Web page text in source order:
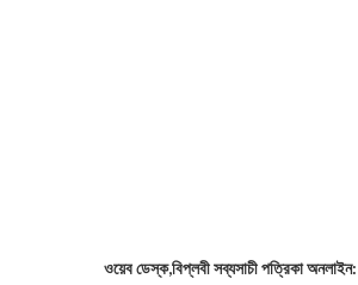
ওয়েব ডেস্ক,বিপ্লবী সব্যসাচী পত্রিকা অনলাইন: